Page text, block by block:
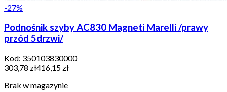
-27%
Podnośnik szyby AC830 Magneti Marelli /prawy
przód 5drzwi/
Kod: 350103830000
303,78 zł416,15 zł
Brak w magazynie